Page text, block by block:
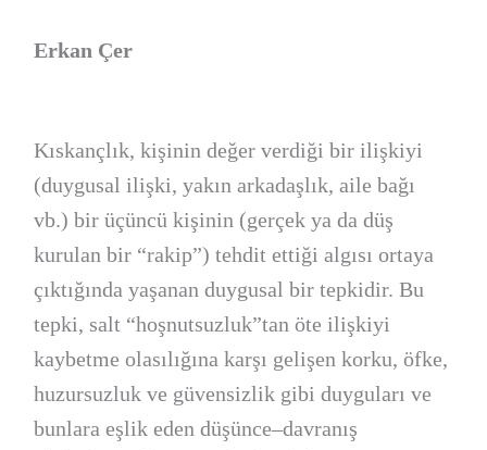
Erkan Çer
Kıskançlık, kişinin değer verdiği bir ilişkiyi
(duygusal ilişki, yakın arkadaşlık, aile bağı
vb.) bir üçüncü kişinin (gerçek ya da düş
kurulan bir “rakip”) tehdit ettiği algısı ortaya
çıktığında yaşanan duygusal bir tepkidir. Bu
tepki, salt “hoşnutsuzluk”tan öte ilişkiyi
kaybetme olasılığına karşı gelişen korku, öfke,
huzursuzluk ve güvensizlik gibi duyguları ve
bunlara eşlik eden düşünce–davranış